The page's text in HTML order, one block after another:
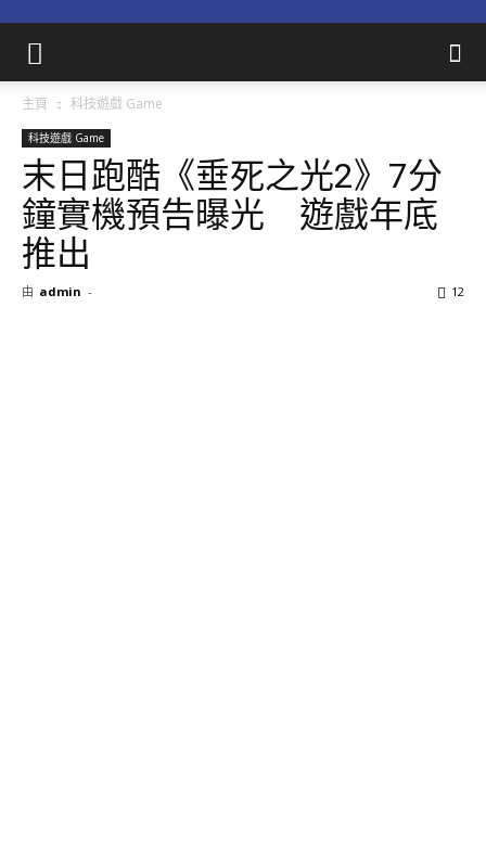
主頁 科技遊戲 Game
科技遊戲 Game
末日跑酷《垂死之光2》7分
鐘實機預告曝光 遊戲年底
推出
由 admin - 12